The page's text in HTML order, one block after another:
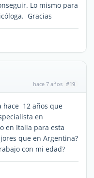
Lo mismo para
Gracias
hace 7 años #19
hace 12 años que
en
en Italia para esta
que en Argentina?
con mi edad?